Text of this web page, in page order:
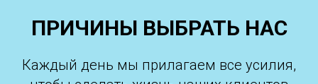
ПРИЧИНЫ ВЫБРАТЬ НАС
Каждый день мы прилагаем все усилия,